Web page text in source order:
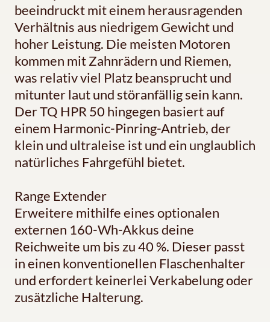
beeindruckt mit einem herausragenden
Verhältnis aus niedrigem Gewicht und
hoher Leistung. Die meisten Motoren
kommen mit Zahnrädern und Riemen,
was relativ viel Platz beansprucht und
mitunter laut und störanfällig sein kann.
Der TQ HPR 50 hingegen basiert auf
einem Harmonic-Pinring-Antrieb, der
klein und ultraleise ist und ein unglaublich
natürliches Fahrgefühl bietet.
Range Extender
Erweitere mithilfe eines optionalen
externen 160-Wh-Akkus deine
Reichweite um bis zu 40 %. Dieser passt
in einen konventionellen Flaschenhalter
und erfordert keinerlei Verkabelung oder
zusätzliche Halterung.